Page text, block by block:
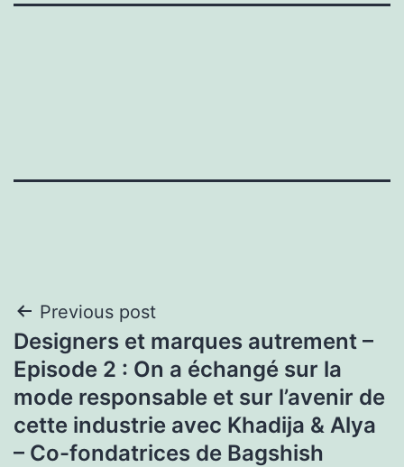
Post
navigation
Previous post
Designers et marques autrement –
Episode 2 : On a échangé sur la
mode responsable et sur l’avenir de
cette industrie avec Khadija & Alya
– Co-fondatrices de Bagshish